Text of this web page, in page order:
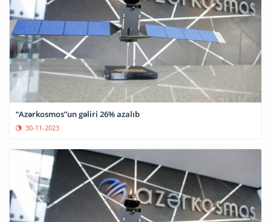
“Azərkosmos”un gəliri 26% azalıb
30-11-2023